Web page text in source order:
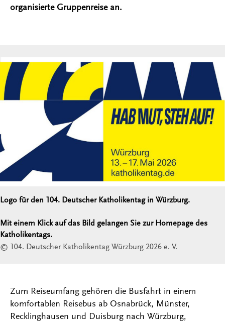
organisierte Gruppenreise an.
Logo für den 104. Deutscher Katholikentag in Würzburg.
Mit einem Klick auf das Bild gelangen Sie zur Homepage des
Katholikentags.
© 104. Deutscher Katholikentag Würzburg 2026 e. V.
Zum Reiseumfang gehören die Busfahrt in einem
komfortablen Reisebus ab Osnabrück, Münster,
Recklinghausen und Duisburg nach Würzburg,